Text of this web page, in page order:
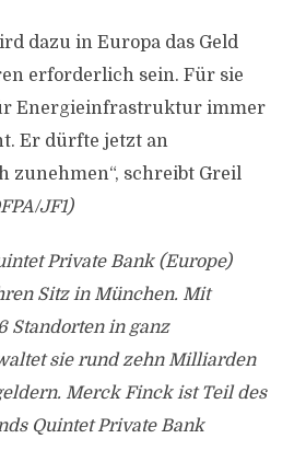
dazu in Europa das Geld
erforderlich sein. Für sie
Energieinfrastruktur immer
Er dürfte jetzt an
zunehmen“, schreibt Greil
JF1)
Private Bank (Europe)
Sitz in München. Mit
Standorten in ganz
sie rund zehn Milliarden
Merck Finck ist Teil des
Quintet Private Bank